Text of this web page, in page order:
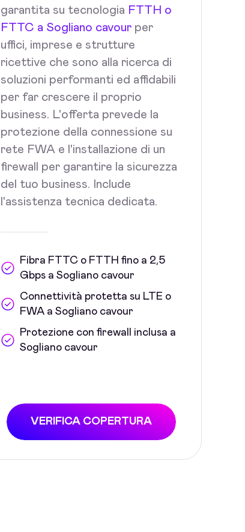
garantita su tecnologia FTTH o
FTTC a Sogliano cavour per
uffici, imprese e strutture
ricettive che sono alla ricerca di
soluzioni performanti ed affidabili
per far crescere il proprio
business. L'offerta prevede la
protezione della connessione su
rete FWA e l'installazione di un
firewall per garantire la sicurezza
del tuo business. Include
l'assistenza tecnica dedicata.
Fibra FTTC o FTTH fino a 2,5
Gbps a Sogliano cavour
Connettività protetta su LTE o
FWA a Sogliano cavour
Protezione con firewall inclusa a
Sogliano cavour
VERIFICA COPERTURA